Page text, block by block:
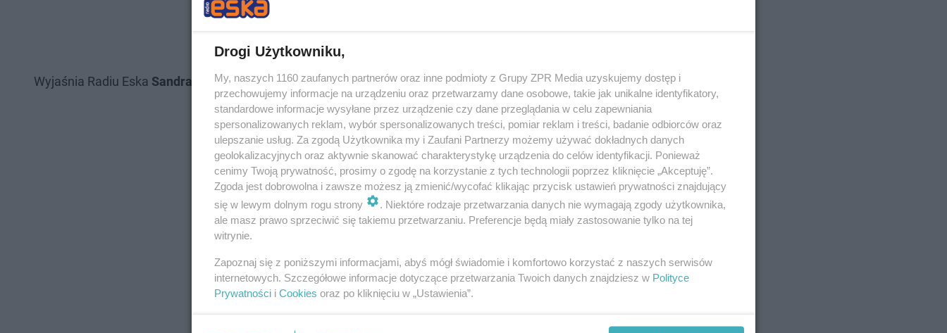
dystrybutorów.
Wyjaśnia Radiu Eska Sandra Jankowska z Biura Prasowego UM w Ostrowie.
Drogi Użytkowniku,
My, naszych 1160 zaufanych partnerów oraz inne podmioty z Grupy ZPR Media uzyskujemy dostęp i
przechowujemy informacje na urządzeniu oraz przetwarzamy dane osobowe, takie jak unikalne identyfikatory,
standardowe informacje wysyłane przez urządzenie czy dane przeglądania w celu zapewniania
spersonalizowanych reklam, wybór spersonalizowanych treści, pomiar reklam i treści, badanie odbiorców oraz
ulepszanie usług. Za zgodą Użytkownika my i Zaufani Partnerzy możemy używać dokładnych danych
geolokalizacyjnych oraz aktywnie skanować charakterystykę urządzenia do celów identyfikacji. Ponieważ
cenimy Twoją prywatność, prosimy o zgodę na korzystanie z tych technologii poprzez kliknięcie „Akceptuję”.
Zgoda jest dobrowolna i zawsze możesz ją zmienić/wycofać klikając przycisk ustawień prywatności znajdujący
się w lewym dolnym rogu strony
. Niektóre rodzaje przetwarzania danych nie wymagają zgody użytkownika,
ale masz prawo sprzeciwić się takiemu przetwarzaniu. Preferencje będą miały zastosowanie tylko na tej
witrynie.
Zapoznaj się z poniższymi informacjami, abyś mógł świadomie i komfortowo korzystać z naszych serwisów
internetowych. Szczegółowe informacje dotyczące przetwarzania Twoich danych znajdziesz w Polityce
Prywatności i Cookies oraz po kliknięciu w „Ustawienia”.